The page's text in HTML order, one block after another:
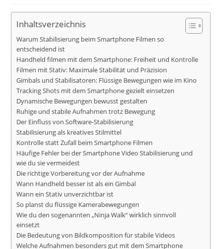
Inhaltsverzeichnis
Warum Stabilisierung beim Smartphone Filmen so
entscheidend ist
Handheld filmen mit dem Smartphone: Freiheit und Kontrolle
Filmen mit Stativ: Maximale Stabilität und Präzision
Gimbals und Stabilisatoren: Flüssige Bewegungen wie im Kino
Tracking Shots mit dem Smartphone gezielt einsetzen
Dynamische Bewegungen bewusst gestalten
Ruhige und stabile Aufnahmen trotz Bewegung
Der Einfluss von Software-Stabilisierung
Stabilisierung als kreatives Stilmittel
Kontrolle statt Zufall beim Smartphone Filmen
Häufige Fehler bei der Smartphone Video Stabilisierung und
wie du sie vermeidest
Die richtige Vorbereitung vor der Aufnahme
Wann Handheld besser ist als ein Gimbal
Wann ein Stativ unverzichtbar ist
So planst du flüssige Kamerabewegungen
Wie du den sogenannten „Ninja Walk“ wirklich sinnvoll
einsetzt
Die Bedeutung von Bildkomposition für stabile Videos
Welche Aufnahmen besonders gut mit dem Smartphone